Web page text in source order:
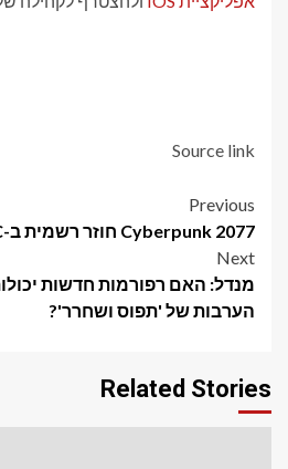
Source link
Post
navigation
Previous
Cyberpunk 2077 חוזר רשמית ב-DLC חדש ביולי 2026
Next
מנדל: האם רפורמות חדשות
הערבות של 'תפוס ושחרר'?
Related Stories